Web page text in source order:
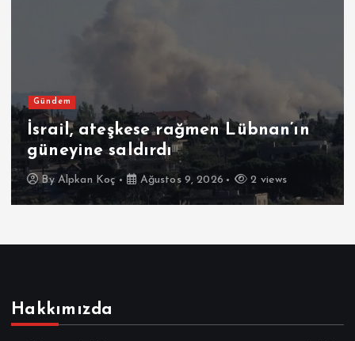
Gündem
İsrail, ateşkese rağmen Lübnan’ın
güneyine saldırdı
By Alpkan Koç Ağustos 9, 2026 2 views
Hakkımızda